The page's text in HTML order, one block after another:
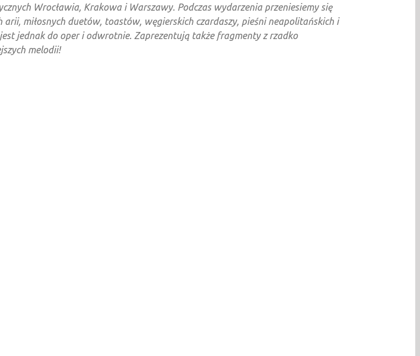
Wrocławia, Krakowa i Warszawy. Podczas wydarzenia przeniesiemy się
miłosnych duetów, toastów, węgierskich czardaszy, pieśni neapolitańskich i
jednak do oper i odwrotnie. Zaprezentują także fragmenty z rzadko
melodii!